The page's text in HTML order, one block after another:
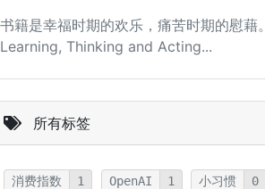
书籍是幸福时期的欢乐，痛苦时期的慰藉。
Learning, Thinking and Acting...
所有标签
消费指数 1 OpenAI 1 小习惯 0